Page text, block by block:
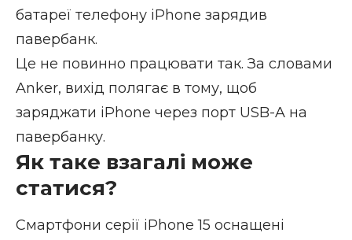
батареї телефону iPhone зарядив
павербанк.
Це не повинно працювати так. За словами
Anker, вихід полягає в тому, щоб
заряджати iPhone через порт USB-A на
павербанку.
Як таке взагалі може
статися?
Смартфони серії iPhone 15 оснащені